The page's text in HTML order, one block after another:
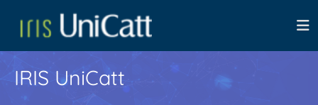
IRIS UniCatt